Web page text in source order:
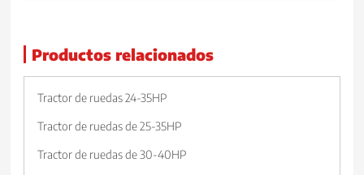
Productos relacionados
Tractor de ruedas 24-35HP
Tractor de ruedas de 25-35HP
Tractor de ruedas de 30-40HP